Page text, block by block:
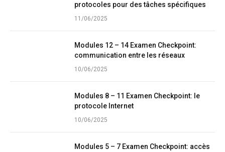
protocoles pour des tâches spécifiques
11/06/2025
Modules 12 – 14 Examen Checkpoint:
communication entre les réseaux
10/06/2025
Modules 8 – 11 Examen Checkpoint: le
protocole Internet
10/06/2025
Modules 5 – 7 Examen Checkpoint: accès